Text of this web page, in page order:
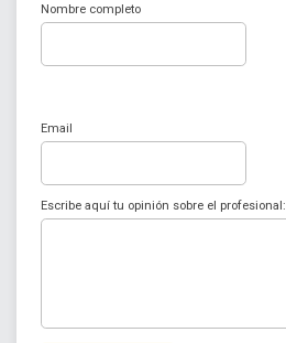
Nombre completo
Email
Escribe aquí tu opinión sobre el profesional: